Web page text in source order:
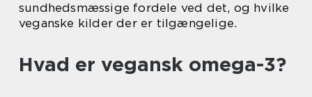
sundhedsmæssige fordele ved det, og hvilke
veganske kilder der er tilgængelige.
Hvad er vegansk omega-3?